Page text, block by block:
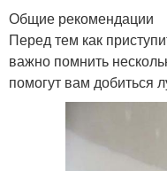
Общие рекомендации
Перед тем как
важно помнить
помогут вам добиться